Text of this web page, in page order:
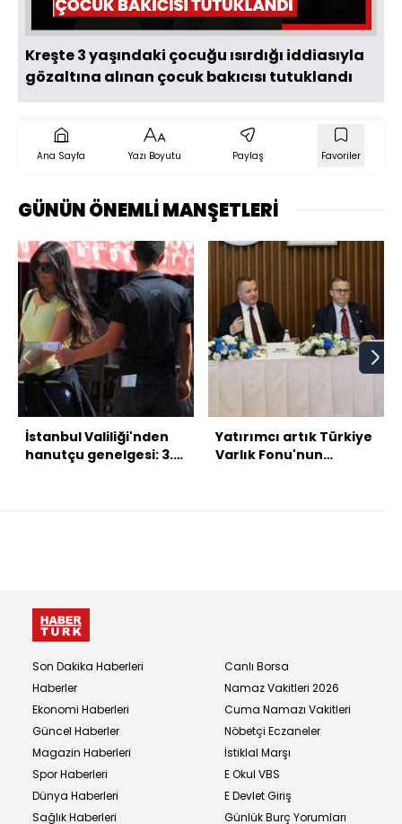
Kreşte 3 yaşındaki çocuğu ısırdığı iddiasıyla
gözaltına alınan çocuk bakıcısı tutuklandı
Ana Sayfa Yazı Boyutu Paylaş Favoriler
GÜNÜN ÖNEMLİ MANŞETLERİ
İstanbul Valiliği'nden
hanutçu genelgesi: 3.
Yatırımcı artık Türkiye
Varlık Fonu'nun
Son Dakika Haberleri
Haberler
Ekonomi Haberleri
Güncel Haberler
Magazin Haberleri
Spor Haberleri
Dünya Haberleri
Sağlık Haberleri
Canlı Borsa
Namaz Vakitleri 2026
Cuma Namazı Vakitleri
Nöbetçi Eczaneler
İstiklal Marşı
E Okul VBS
E Devlet Giriş
Günlük Burç Yorumları